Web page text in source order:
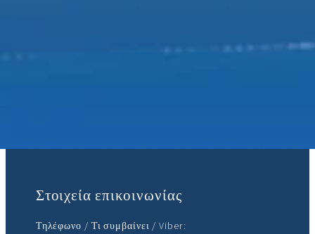
Στοιχεία επικοινωνίας
Τηλέφωνο / Τι συμβαίνει / Viber: